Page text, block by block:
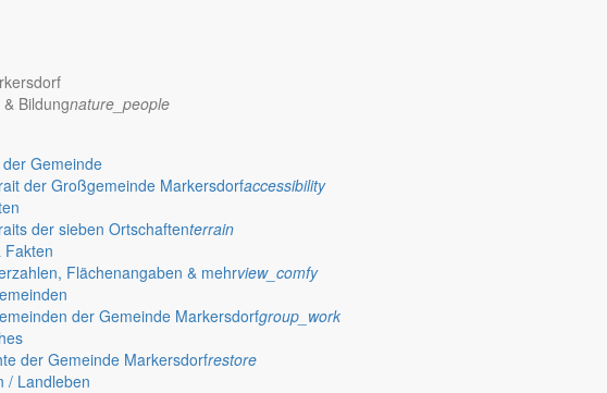
markersdorf.de
Bildungnature_people
Gemeinde
der Großgemeinde Markersdorfaccessibility
der sieben Ortschaftenterrain
Fakten
Flächenangaben & mehrview_comfy
der Gemeinde Markersdorfgroup_work
der Gemeinde Markersdorfrestore
/ Landleben